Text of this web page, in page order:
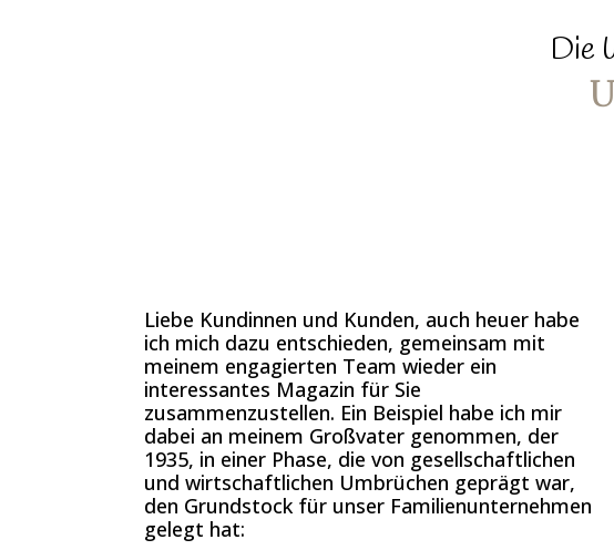
Die
Liebe Kundinnen und Kunden, auch heuer habe
ich mich dazu entschieden, gemeinsam mit
meinem engagierten Team wieder ein
interessantes Magazin für Sie
zusammenzustellen. Ein Beispiel habe ich mir
dabei an meinem Großvater genommen, der
1935, in einer Phase, die von gesellschaftlichen
und wirtschaftlichen Umbrüchen geprägt war,
den Grundstock für unser Familienunternehmen
gelegt hat: